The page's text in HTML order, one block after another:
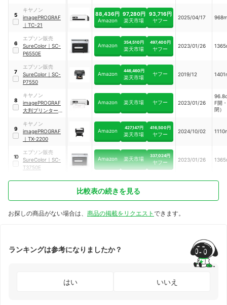
5
キヤノン
imagePROGRAF
｜ TC-21
88,436円
Amazon
97,280円
楽天市場
93,716円
ヤフー
2025/04/17
6
エプソン販売
SureColor ｜ SC-
P6550E
Amazon 354,510円
楽天市場
497,400円
ヤフー 2023/01/26
7
エプソン販売
SureColor ｜ SC-
P7550
Amazon 446,460円
楽天市場
ヤフー 2019/12
8
キヤノン
imagePROGRAF
大判プリンター
Amazon 楽天市場 ヤフー 2023/01/26
F開
閉）
9
キヤノン
imagePROGRAF
｜ TX-2200
Amazon 427,147円
楽天市場
416,500円
ヤフー 2024/10/02
10
エプソン販売
SureColor ｜ SC-
T3750E
Amazon 楽天市場 337,024円
ヤフー 2023/01/26
比較表の続きを見る
お探しの商品がない場合は、 商品の掲載をリクエスト できます。
ランキングは参考になりましたか？
はい いいえ